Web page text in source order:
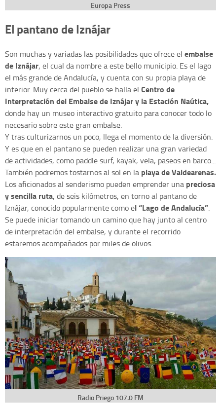
Europa Press
El pantano de Iznájar
Son muchas y variadas las posibilidades que ofrece el embalse
de Iznájar, el cual da nombre a este bello municipio. Es el lago
el más grande de Andalucía, y cuenta con su propia playa de
interior. Muy cerca del pueblo se halla el Centro de
Interpretación del Embalse de Iznájar y la Estación Naútica,
donde hay un museo interactivo gratuito para conocer todo lo
necesario sobre este gran embalse.
Y tras culturizarnos un poco, llega el momento de la diversión.
Y es que en el pantano se pueden realizar una gran variedad
de actividades, como paddle surf, kayak, vela, paseos en barco...
También podremos tostarnos al sol en la playa de Valdearenas.
Los aficionados al senderismo pueden emprender una preciosa
y sencilla ruta, de seis kilómetros, en torno al pantano de
Iznájar, conocido popularmente como el “Lago de Andalucía”.
Se puede iniciar tomando un camino que hay junto al centro
de interpretación del embalse, y durante el recorrido
estaremos acompañados por miles de olivos.
Radio Priego 107.0 FM